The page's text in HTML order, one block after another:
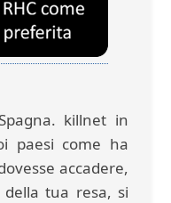
killnet in
paesi come ha
accadere,
tua resa, si